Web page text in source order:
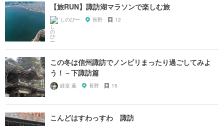
【旅RUN】諏訪湖マラソンで楽しむ旅
しのびー 長野 12
この冬は信州諏訪でノンビリまったり過ごしてみよ
う！－下諏訪篇
経堂 薫 長野 15
こんどはすわっすわ 諏訪